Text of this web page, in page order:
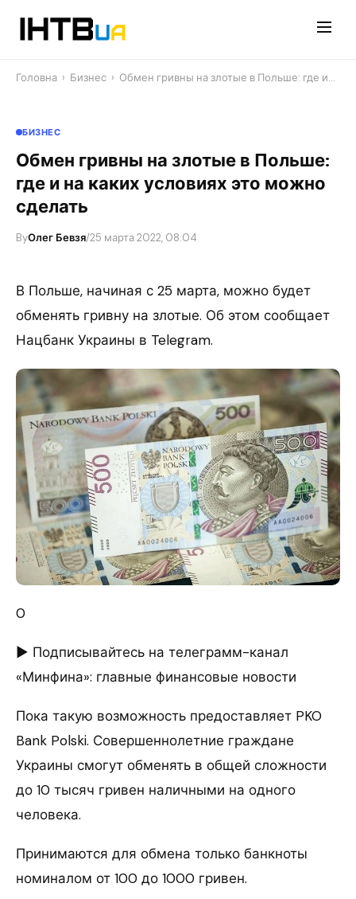
Головна › Бизнес › Обмен гривны на злотые в Польше: где и…
БИЗНЕС
Обмен гривны на злотые в Польше:
где и на каких условиях это можно
сделать
ByОлег Бевзя/25 марта 2022, 08:04
В Польше, начиная с 25 марта, можно будет
обменять гривну на злотые. Об этом сообщает
Нацбанк Украины в Telegram.
0
► Подписывайтесь на телеграмм-канал
«Минфина»: главные финансовые новости
Пока такую возможность предоставляет PKO
Bank Polski. Совершеннолетние граждане
Украины смогут обменять в общей сложности
до 10 тысяч гривен наличными на одного
человека.
Принимаются для обмена только банкноты
номиналом от 100 до 1000 гривен.